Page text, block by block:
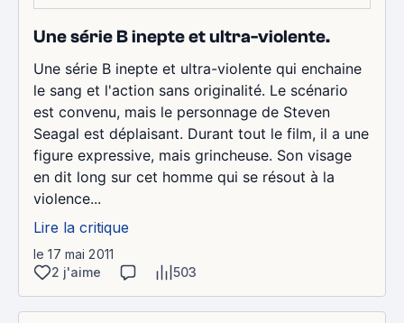
Une série B inepte et ultra-violente.
Une série B inepte et ultra-violente qui enchaine
le sang et l'action sans originalité. Le scénario
est convenu, mais le personnage de Steven
Seagal est déplaisant. Durant tout le film, il a une
figure expressive, mais grincheuse. Son visage
en dit long sur cet homme qui se résout à la
violence...
Lire la critique
le 17 mai 2011
2 j'aime
503